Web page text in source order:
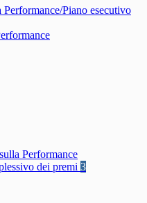
Performance/Piano esecutivo
Performance
dei premi 3